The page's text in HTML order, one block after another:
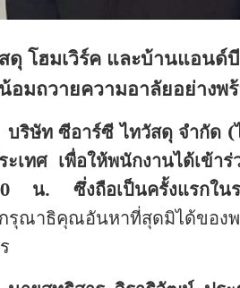
ดุ โฮมเวิร์ค และบ้านแอน
อมถวายความอาลัยอย่างพ
บริษัท ซีอาร์ซี ไทวัสดุ จำกัด
ะเทศ เพื่อให้พนักงานได้เข้
น. ซึ่งถือเป็นครั้งแร
รุณาธิคุณอันหาที่สุดมิได้ของ